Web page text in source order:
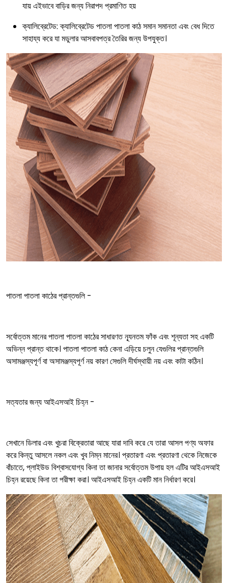
যায় এইভাবে বাড়ির জন্য নিরাপদ প্রমাণিত হয়
ক্যালিব্রেটেড: ক্যালিব্রেটেড পাতলা পাতলা কাঠ সমান সমানতা এবং বেধ দিতে
সাহায্য করে যা মডুলার আসবাবপত্র তৈরির জন্য উপযুক্ত।
পাতলা পাতলা কাঠের প্রান্তগুলি -
সর্বোত্তম মানের পাতলা পাতলা কাঠের সাধারণত ন্যূনতম ফাঁক এবং শূন্যতা সহ একটি
অভিন্ন প্রান্ত থাকে। পাতলা পাতলা কাঠ কেনা এড়িয়ে চলুন যেগুলির প্রান্তগুলি
অসামঞ্জস্যপূর্ণ বা অসামঞ্জস্যপূর্ণ নয় কারণ সেগুলি দীর্ঘস্থায়ী নয় এবং কাটা কঠিন।
সত্যতার জন্য আইএসআই চিহ্ন -
সেখানে ডিলার এবং খুচরা বিক্রেতারা আছে যারা দাবি করে যে তারা আসল পণ্য অফার
করে কিন্তু আসলে নকল এবং খুব নিম্ন মানের। প্রতারণা এবং প্রতারণা থেকে নিজেকে
বাঁচাতে, প্লাইউড বিশ্বাসযোগ্য কিনা তা জানার সর্বোত্তম উপায় হল এটির আইএসআই
চিহ্ন রয়েছে কিনা তা পরীক্ষা করা। আইএসআই চিহ্ন একটি মান নির্ধারণ করে।